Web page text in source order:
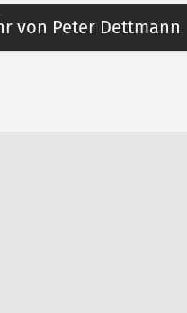
von Peter Dettmann